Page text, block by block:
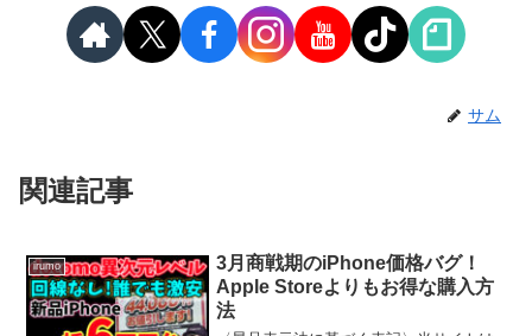
サム
関連記事
irumo
3月商戦期のiPhone価格バグ！
Apple Storeよりもお得な購入方
法